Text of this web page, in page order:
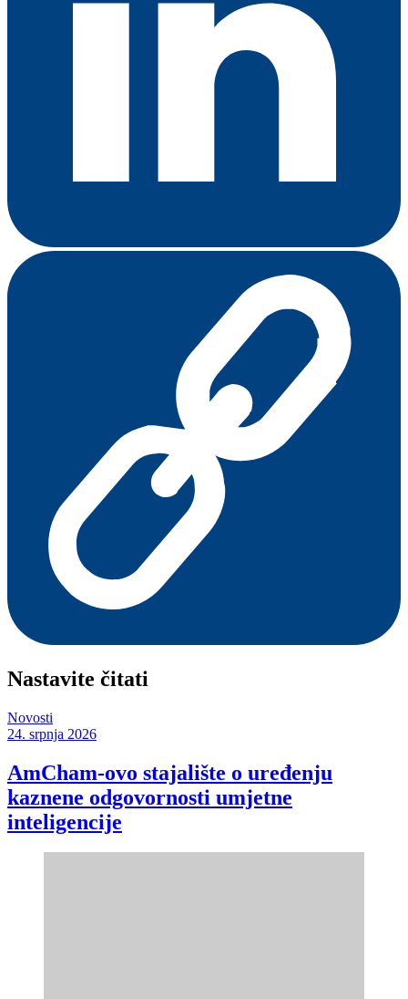
Nastavite čitati
Novosti
24. srpnja 2026
AmCham-ovo stajalište o uređenju
kaznene odgovornosti umjetne
inteligencije